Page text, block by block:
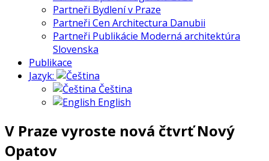
Partneři Bydlení v Praze
Partneři Cen Architectura Danubii
Partneři Publikácie Moderná architektúra
Slovenska
Publikace
Jazyk:
Čeština
English
V Praze vyroste nová čtvrť Nový
Opatov